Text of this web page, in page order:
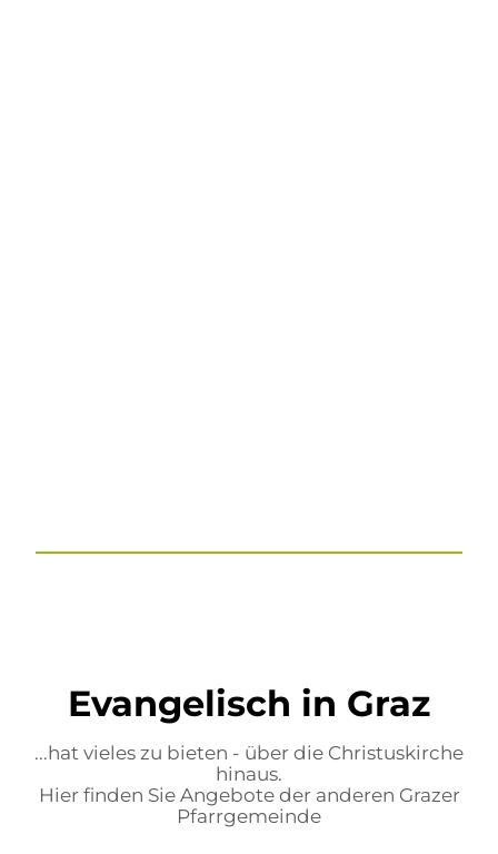
Evangelisch in Graz
...hat vieles zu bieten - über die Christuskirche
hinaus.
Hier finden Sie Angebote der anderen Grazer
Pfarrgemeinde